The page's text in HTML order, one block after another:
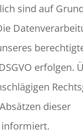
sind auf
erfolgen.
dieser
informiert.